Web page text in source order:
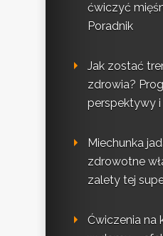
ćwiczyć
Poradnik
Jak zostać
zdrowia?
perspektywy
Miechunka
zdrowotne
zalety tej
Ćwiczenia na